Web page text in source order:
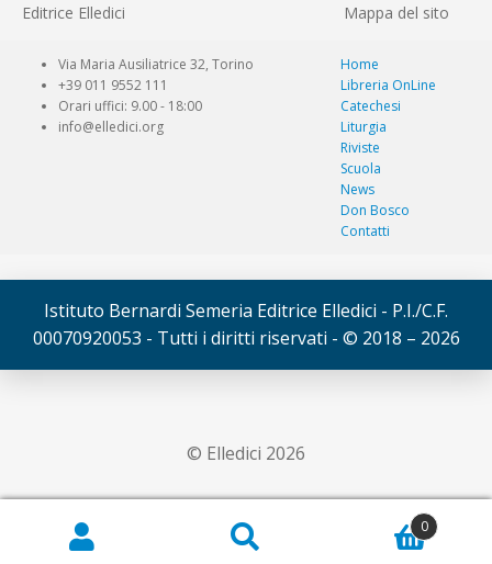
Editrice Elledici Mappa del sito
Via Maria Ausiliatrice 32, Torino
+39 011 9552 111
Orari uffici: 9.00 - 18:00
info@elledici.org
Home
Libreria OnLine
Catechesi
Liturgia
Riviste
Scuola
News
Don Bosco
Contatti
Istituto Bernardi Semeria Editrice Elledici - P.I./C.F.
00070920053 - Tutti i diritti riservati - © 2018 – 2026
© Elledici 2026
0